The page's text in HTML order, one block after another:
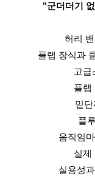
"군더더기
허리
플랩 장식과
고급
플랩
밑
플
움직임
실제
실용성